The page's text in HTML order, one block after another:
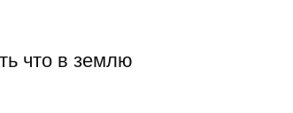
что в землю